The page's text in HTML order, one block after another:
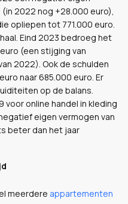
2022 nog +28.000 euro),
opliepen tot 771.000 euro.
Eind 2023 bedroeg het
(een stijging van
2022). Ook de schulden
naar 685.000 euro. Er
op de balans.
voor online handel in kleding
eigen vermogen van
beter dan het jaar
meerdere appartementen